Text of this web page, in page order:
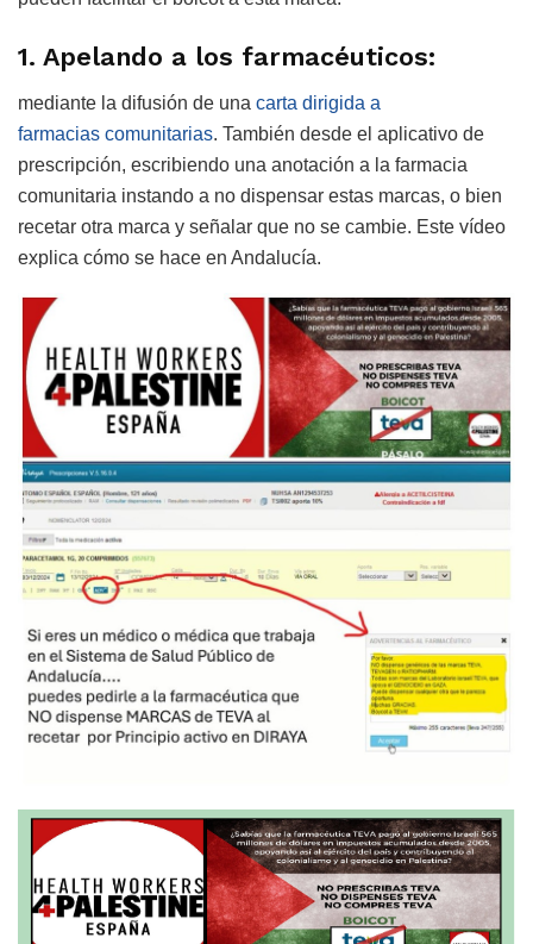
1. Apelando a los farmacéuticos:
mediante la difusión de una carta dirigida a
farmacias comunitarias. También desde el aplicativo de
prescripción, escribiendo una anotación a la farmacia
comunitaria instando a no dispensar estas marcas, o bien
recetar otra marca y señalar que no se cambie. Este vídeo
explica cómo se hace en Andalucía.